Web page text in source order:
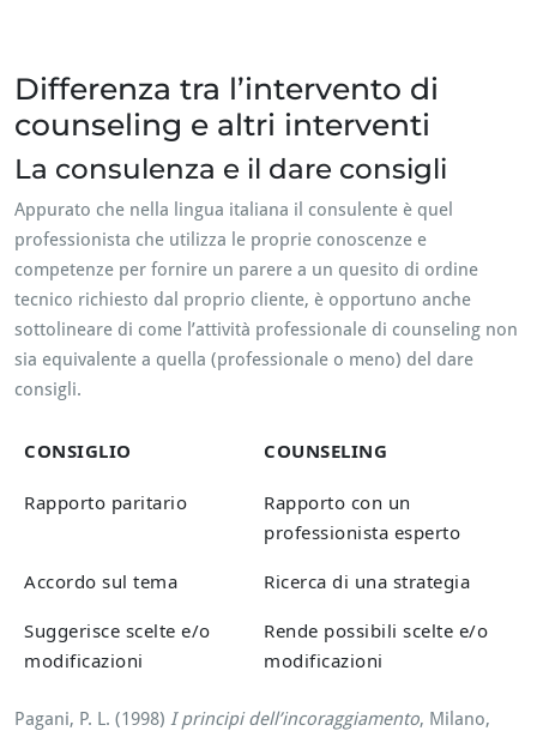
Differenza tra l’intervento di
counseling e altri interventi
La consulenza e il dare consigli
Appurato che nella lingua italiana il consulente è quel
professionista che utilizza le proprie conoscenze e
competenze per fornire un parere a un quesito di ordine
tecnico richiesto dal proprio cliente, è opportuno anche
sottolineare di come l’attività professionale di counseling non
sia equivalente a quella (professionale o meno) del dare
consigli.
CONSIGLIO COUNSELING
Rapporto paritario
Rapporto con un
professionista esperto
Accordo sul tema Ricerca di una strategia
Suggerisce scelte e/o
modificazioni
Rende possibili scelte e/o
modificazioni
Pagani, P. L. (1998) I principi dell’incoraggiamento, Milano,